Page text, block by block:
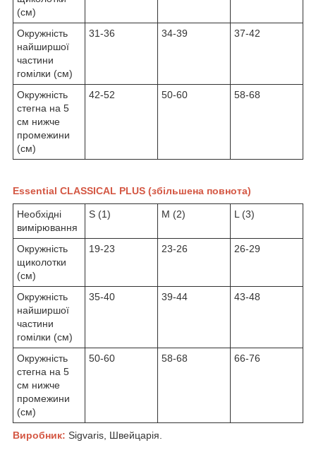
(см)
Окружність
найширшої
частини
гомілки (см)
31-36 34-39 37-42
Окружність
стегна на 5
см нижче
промежини
(см)
42-52 50-60 58-68
Essential CLASSICAL PLUS (збільшена повнота)
Необхідні
вимірювання
S (1) M (2) L (3)
Окружність
щиколотки
(см)
19-23 23-26 26-29
Окружність
найширшої
частини
гомілки (см)
35-40 39-44 43-48
Окружність
стегна на 5
см нижче
промежини
(см)
50-60 58-68 66-76
Виробник: Sigvaris, Швейцарія.